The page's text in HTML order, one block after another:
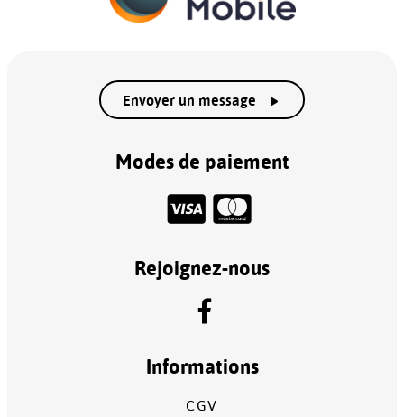
Envoyer un message
Modes de paiement
Rejoignez-nous
Informations
CGV